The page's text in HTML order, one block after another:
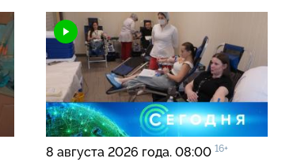
8 августа 2026 года. 08:00 16+